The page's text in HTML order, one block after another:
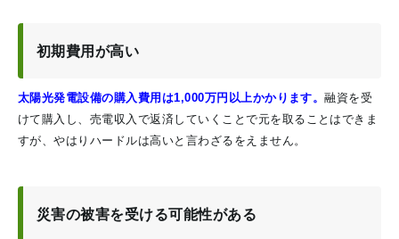
初期費用が高い
太陽光発電設備の購入費用は1,000万円以上かかります。融資を受
けて購入し、売電収入で返済していくことで元を取ることはできま
すが、やはりハードルは高いと言わざるをえません。
災害の被害を受ける可能性がある